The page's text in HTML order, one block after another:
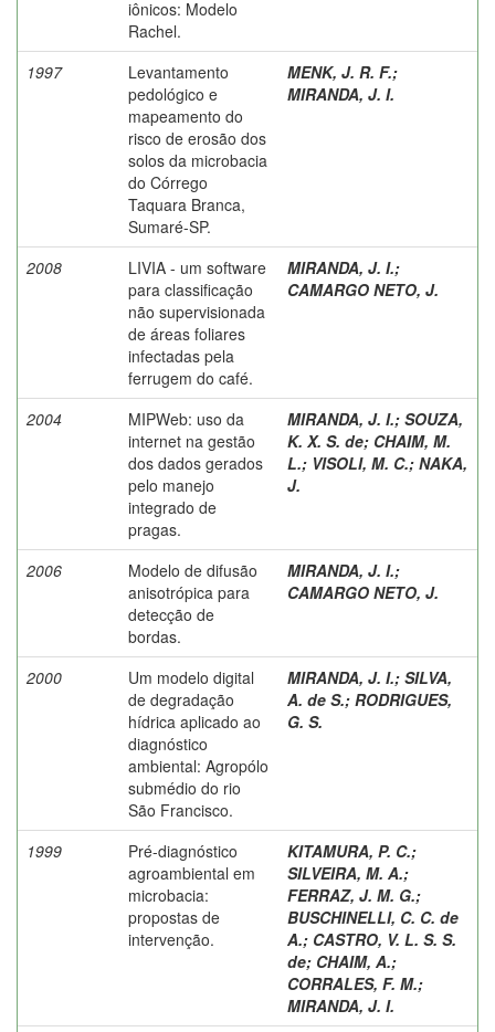
iônicos: Modelo
Rachel.
1997
Levantamento
pedológico e
mapeamento do
risco de erosão dos
solos da microbacia
do Córrego
Taquara Branca,
Sumaré-SP.
MENK, J. R. F.;
MIRANDA, J. I.
2008
LIVIA - um software
para classificação
não supervisionada
de áreas foliares
infectadas pela
ferrugem do café.
MIRANDA, J. I.;
CAMARGO NETO, J.
2004
MIPWeb: uso da
internet na gestão
dos dados gerados
pelo manejo
integrado de
pragas.
MIRANDA, J. I.; SOUZA,
K. X. S. de; CHAIM, M.
L.; VISOLI, M. C.; NAKA,
J.
2006
Modelo de difusão
anisotrópica para
detecção de
bordas.
MIRANDA, J. I.;
CAMARGO NETO, J.
2000
Um modelo digital
de degradação
hídrica aplicado ao
diagnóstico
ambiental: Agropólo
submédio do rio
São Francisco.
MIRANDA, J. I.; SILVA,
A. de S.; RODRIGUES,
G. S.
1999
Pré-diagnóstico
agroambiental em
microbacia:
propostas de
intervenção.
KITAMURA, P. C.;
SILVEIRA, M. A.;
FERRAZ, J. M. G.;
BUSCHINELLI, C. C. de
A.; CASTRO, V. L. S. S.
de; CHAIM, A.;
CORRALES, F. M.;
MIRANDA, J. I.